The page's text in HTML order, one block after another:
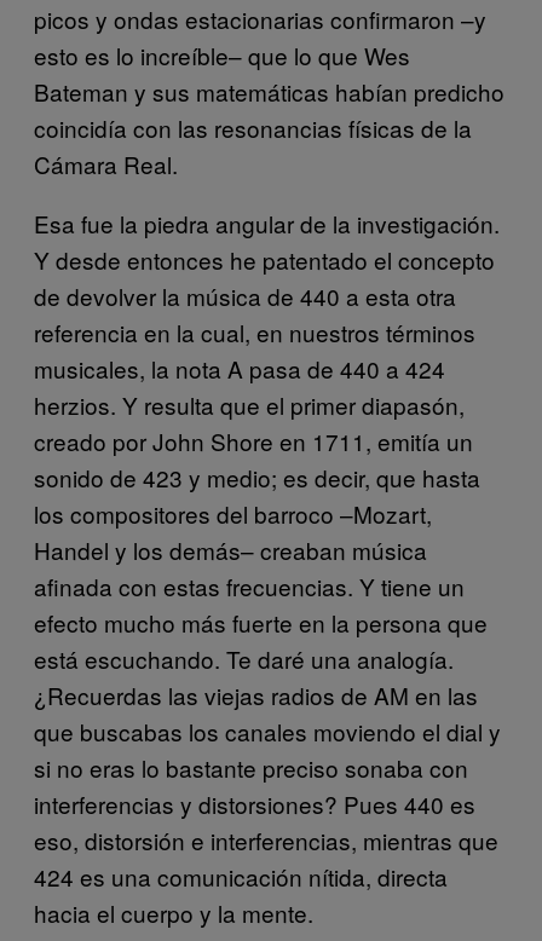
picos y ondas estacionarias confirmaron –y
esto es lo increíble– que lo que Wes
Bateman y sus matemáticas habían predicho
coincidía con las resonancias físicas de la
Cámara Real.
Esa fue la piedra angular de la investigación.
Y desde entonces he patentado el concepto
de devolver la música de 440 a esta otra
referencia en la cual, en nuestros términos
musicales, la nota A pasa de 440 a 424
herzios. Y resulta que el primer diapasón,
creado por John Shore en 1711, emitía un
sonido de 423 y medio; es decir, que hasta
los compositores del barroco –Mozart,
Handel y los demás– creaban música
afinada con estas frecuencias. Y tiene un
efecto mucho más fuerte en la persona que
está escuchando. Te daré una analogía.
¿Recuerdas las viejas radios de AM en las
que buscabas los canales moviendo el dial y
si no eras lo bastante preciso sonaba con
interferencias y distorsiones? Pues 440 es
eso, distorsión e interferencias, mientras que
424 es una comunicación nítida, directa
hacia el cuerpo y la mente.